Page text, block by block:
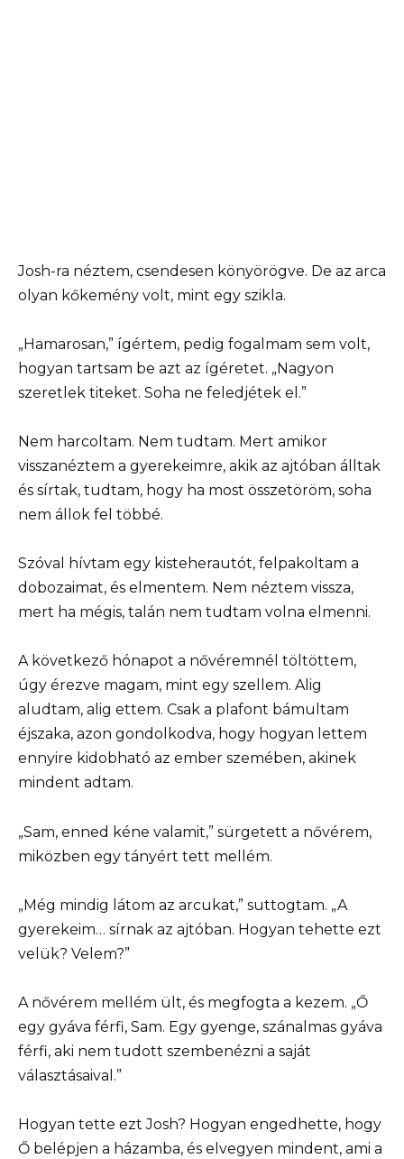
Josh-ra néztem, csendesen könyörögve. De az arca
olyan kőkemény volt, mint egy szikla.
„Hamarosan,” ígértem, pedig fogalmam sem volt,
hogyan tartsam be azt az ígéretet. „Nagyon
szeretlek titeket. Soha ne feledjétek el.”
Nem harcoltam. Nem tudtam. Mert amikor
visszanéztem a gyerekeimre, akik az ajtóban álltak
és sírtak, tudtam, hogy ha most összetöröm, soha
nem állok fel többé.
Szóval hívtam egy kisteherautót, felpakoltam a
dobozaimat, és elmentem. Nem néztem vissza,
mert ha mégis, talán nem tudtam volna elmenni.
A következő hónapot a nővéremnél töltöttem,
úgy érezve magam, mint egy szellem. Alig
aludtam, alig ettem. Csak a plafont bámultam
éjszaka, azon gondolkodva, hogy hogyan lettem
ennyire kidobható az ember szemében, akinek
mindent adtam.
„Sam, enned kéne valamit,” sürgetett a nővérem,
miközben egy tányért tett mellém.
„Még mindig látom az arcukat,” suttogtam. „A
gyerekeim… sírnak az ajtóban. Hogyan tehette ezt
velük? Velem?”
A nővérem mellém ült, és megfogta a kezem. „Ő
egy gyáva férfi, Sam. Egy gyenge, szánalmas gyáva
férfi, aki nem tudott szembenézni a saját
választásaival.”
Hogyan tette ezt Josh? Hogyan engedhette, hogy
Ő belépjen a házamba, és elvegyen mindent, ami a